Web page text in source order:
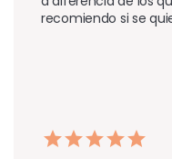
recomiendo si se